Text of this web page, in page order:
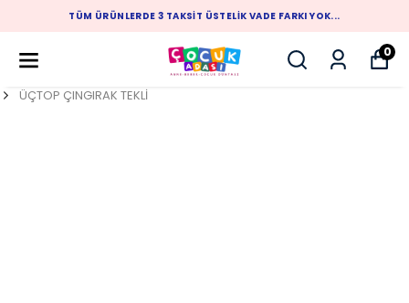
1.500 TL ÜZERİ ALIŞVERİŞLERİNİZDE
0
ÜÇTOP ÇINGIRAK TEKLİ